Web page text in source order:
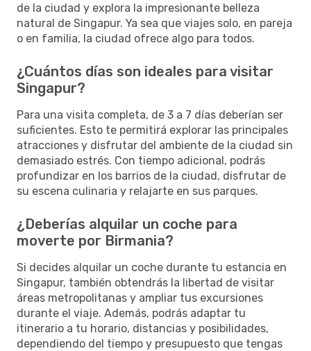
de la ciudad y explora la impresionante belleza
natural de Singapur. Ya sea que viajes solo, en pareja
o en familia, la ciudad ofrece algo para todos.
¿Cuántos días son ideales para visitar
Singapur?
Para una visita completa, de 3 a 7 días deberían ser
suficientes. Esto te permitirá explorar las principales
atracciones y disfrutar del ambiente de la ciudad sin
demasiado estrés. Con tiempo adicional, podrás
profundizar en los barrios de la ciudad, disfrutar de
su escena culinaria y relajarte en sus parques.
¿Deberías alquilar un coche para
moverte por Birmania?
Si decides alquilar un coche durante tu estancia en
Singapur, también obtendrás la libertad de visitar
áreas metropolitanas y ampliar tus excursiones
durante el viaje. Además, podrás adaptar tu
itinerario a tu horario, distancias y posibilidades,
dependiendo del tiempo y presupuesto que tengas